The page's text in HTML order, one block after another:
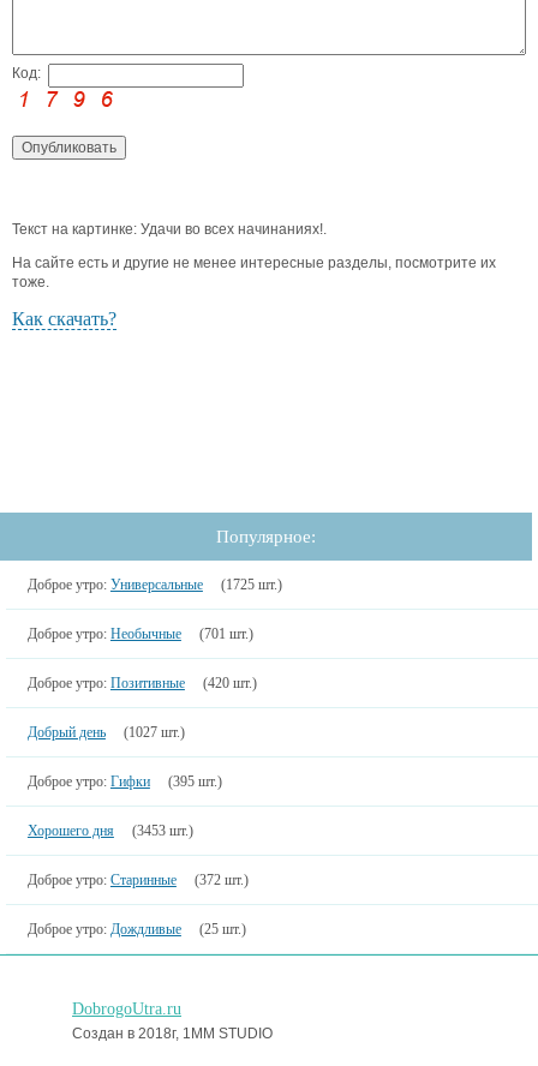
Код:
Текст на картинке: Удачи во всех начинаниях!.
На сайте есть и другие не менее интересные разделы, посмотрите их
тоже.
Как скачать?
Популярное:
Доброе утро: Универсальные (1725 шт.)
Доброе утро: Необычные (701 шт.)
Доброе утро: Позитивные (420 шт.)
Добрый день (1027 шт.)
Доброе утро: Гифки (395 шт.)
Хорошего дня (3453 шт.)
Доброе утро: Старинные (372 шт.)
Доброе утро: Дождливые (25 шт.)
DobrogoUtra.ru
Создан в 2018г, 1MM STUDIO